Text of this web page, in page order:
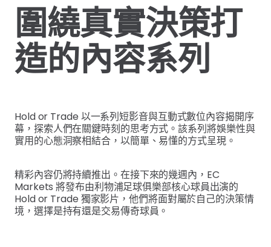
圍繞真實決策打
造的內容系列
Hold or Trade 以一系列短影音與互動式數位內容揭開序
幕，探索人們在關鍵時刻的思考方式。該系列將娛樂性與
實用的心態洞察相結合，以簡單、易懂的方式呈現。
精彩內容仍將持續推出。在接下來的幾週內，EC
Markets 將發布由利物浦足球俱樂部核心球員出演的
Hold or Trade 獨家影片，他們將面對屬於自己的決策情
境，選擇是持有還是交易傳奇球員。